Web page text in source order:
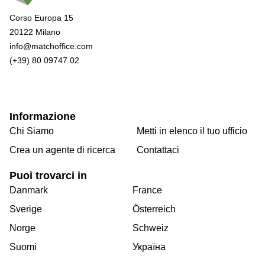
Corso Europa 15
20122 Milano
info@matchoffice.com
(+39) 80 09747 02
Informazione
Chi Siamo
Crea un agente di ricerca
Metti in elenco il tuo ufficio
Contattaci
Puoi trovarci in
Danmark
Sverige
Norge
Suomi
France
Österreich
Schweiz
Україна